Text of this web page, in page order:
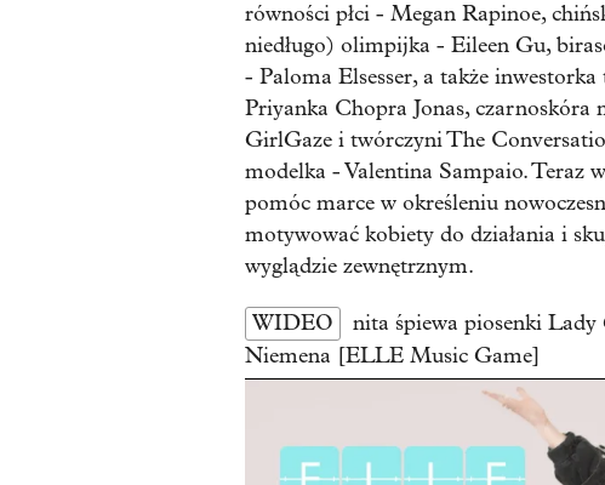
równości płci - Megan Rapinoe,
niedługo) olimpijka - Eileen Gu,
- Paloma Elsesser, a także
Priyanka Chopra Jonas, czarnoskóra
GirlGaze i twórczyni The
modelka - Valentina Sampaio. Teraz
pomóc marce w określeniu
motywować kobiety do działania i
wyglądzie zewnętrznym.
WIDEO
nita śpiewa piosenki Lady
Niemena [ELLE Music Game]